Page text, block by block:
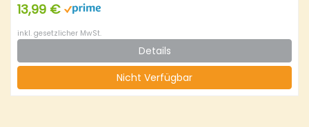
13,99 €
inkl. gesetzlicher MwSt.
Details
Nicht Verfügbar